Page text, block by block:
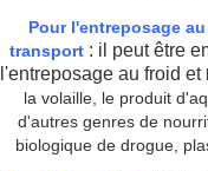
Pour l'entreposage
transport : il peut être
l'entreposage au froid et
la volaille, le produit
d'autres genres de
biologique de drogue,